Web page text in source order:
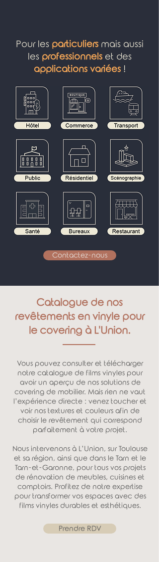
Pour les particuliers mais aussi
les professionnelset des
applications variées!
Contactez-nous
Catalogue de nos
revêtements en vinyle pour
le covering à L'Union.
Vous pouvez consulter et télécharger
notre catalogue de films vinyles pour
avoir un aperçu de nos solutions de
covering de mobilier. Mais rien ne vaut
l’expérience directe : venez toucher et
voir nos textures et couleurs afin de
choisir le revêtement qui correspond
parfaitement à votre projet.
Nous intervenons à L’Union, sur Toulouse
et sa région, ainsi que dans le Tarn et le
Tarn-et-Garonne, pour tous vos projets
de rénovation de meubles, cuisines et
comptoirs. Profitez de notre expertise
pour transformer vos espaces avec des
films vinyles durables et esthétiques.
Prendre RDV